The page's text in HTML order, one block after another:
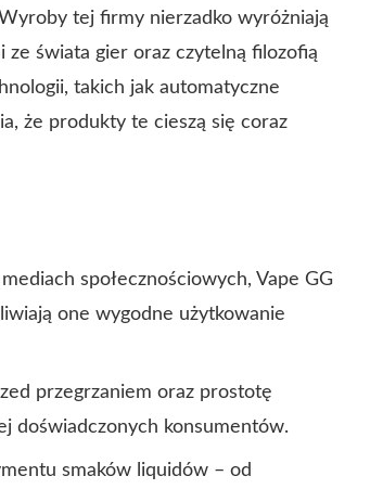
tej firmy nierzadko wyróżniają
świata gier oraz czytelną filozofią
takich jak automatyczne
że produkty te cieszą się coraz
społecznościowych, Vape GG
one wygodne użytkowanie
przegrzaniem oraz prostotę
doświadczonych konsumentów.
smaków liquidów – od